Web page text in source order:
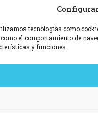
tecnologías como
el comportamiento de
y funciones.